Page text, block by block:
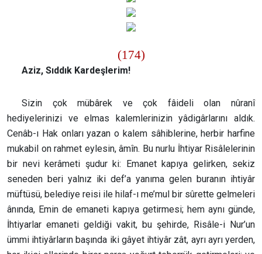
(174)
Aziz, Sıddık Kardeşlerim!
Sizin çok mübârek ve çok fâideli olan nûranî
hediyelerinizi ve elmas kalemlerinizin yâdigârlarını aldık.
Cenâb-ı Hak onları yazan o kalem sâhiblerine, herbir harfine
mukabil on rahmet eylesin, âmîn. Bu nurlu İhtiyar Risâlelerinin
bir nevi kerâmeti şudur ki: Emanet kapıya gelirken, sekiz
seneden beri yalnız iki def’a yanıma gelen buranın ihtiyâr
müftüsü, belediye reisi ile hilaf-ı me’mul bir sûrette gelmeleri
ânında, Emin de emaneti kapıya getirmesi; hem aynı günde,
İhtiyarlar emaneti geldiği vakit, bu şehirde, Risâle-i Nur’un
ümmi ihtiyârların başında iki gâyet ihtiyâr zât, ayrı ayrı yerden,